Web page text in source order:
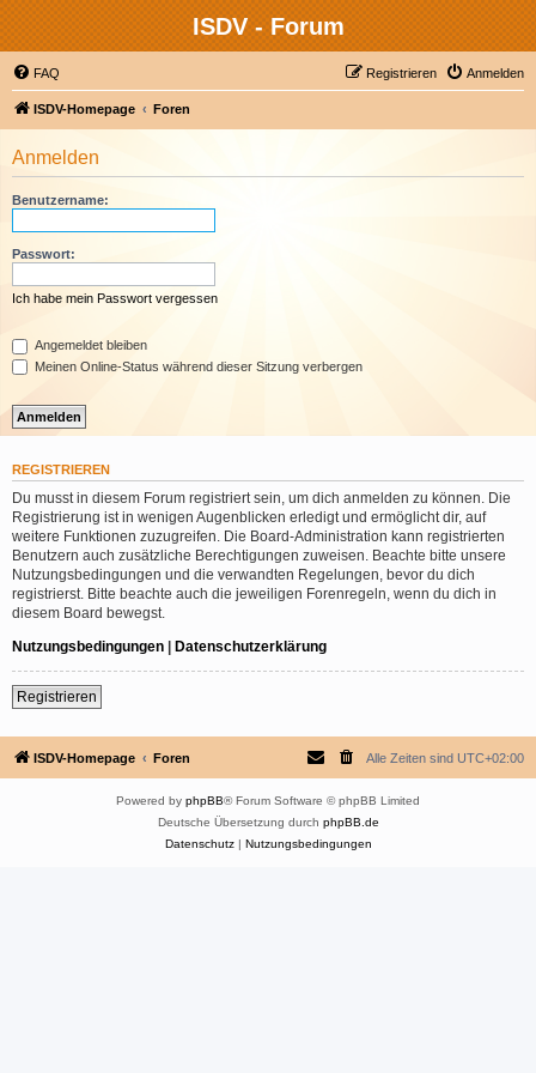
ISDV - Forum
FAQ Anmelden
Registrieren
ISDV-Homepage Foren
Anmelden
Benutzername:
Passwort:
Ich habe mein Passwort vergessen
Angemeldet bleiben
Meinen Online-Status während dieser Sitzung verbergen
REGISTRIEREN
Du musst in diesem Forum registriert sein, um dich anmelden zu können. Die
Registrierung ist in wenigen Augenblicken erledigt und ermöglicht dir, auf
weitere Funktionen zuzugreifen. Die Board-Administration kann registrierten
Benutzern auch zusätzliche Berechtigungen zuweisen. Beachte bitte unsere
Nutzungsbedingungen und die verwandten Regelungen, bevor du dich
registrierst. Bitte beachte auch die jeweiligen Forenregeln, wenn du dich in
diesem Board bewegst.
Nutzungsbedingungen | Datenschutzerklärung
Registrieren
ISDV-Homepage Foren Alle Zeiten sind UTC+02:00
Powered by phpBB® Forum Software © phpBB Limited
Deutsche Übersetzung durch phpBB.de
Datenschutz| Nutzungsbedingungen